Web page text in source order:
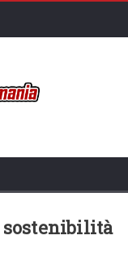
sostenibilità